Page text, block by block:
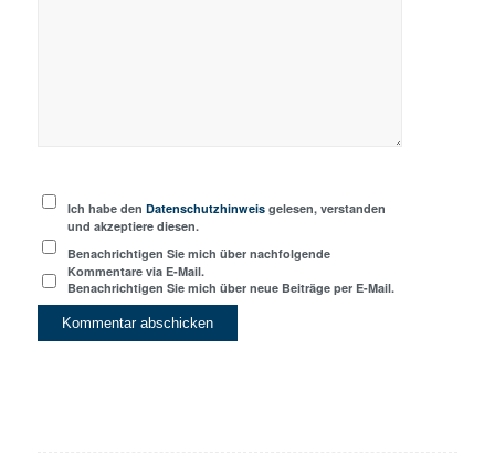
Ich habe denDatenschutzhinweis gelesen, verstanden
und akzeptiere diesen.
Benachrichtigen Sie mich über nachfolgende
Kommentare via E-Mail.
Benachrichtigen Sie mich über neue Beiträge per E-Mail.